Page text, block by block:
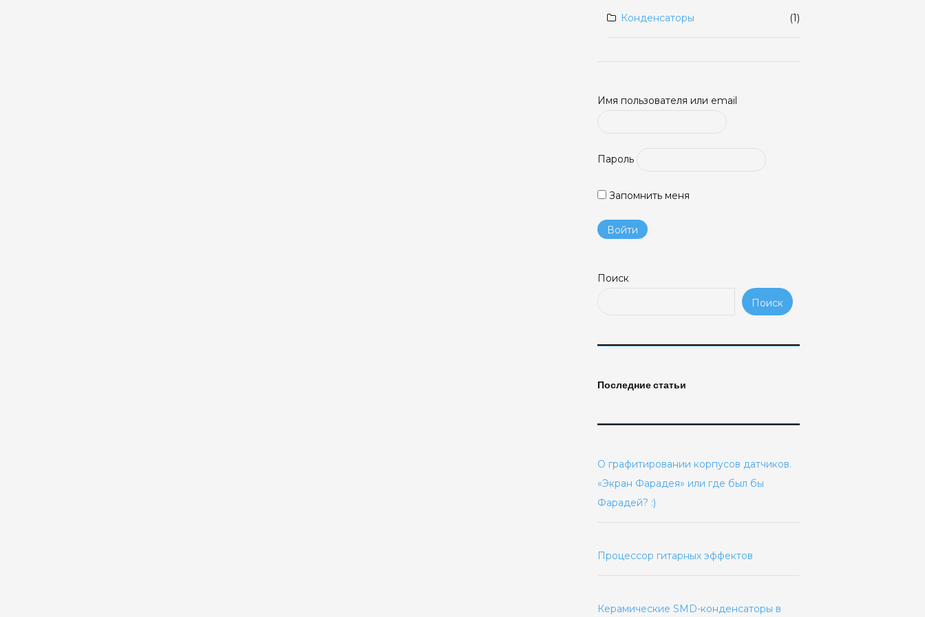
Конденсаторы (1)
Имя пользователя или email
Пароль
Запомнить меня
Поиск
Поиск
Последние статьи
О графитировании корпусов датчиков.
«Экран Фарадея» или где был бы
Фарадей? :)
Процессор гитарных эффектов
Керамические SMD-конденсаторы в